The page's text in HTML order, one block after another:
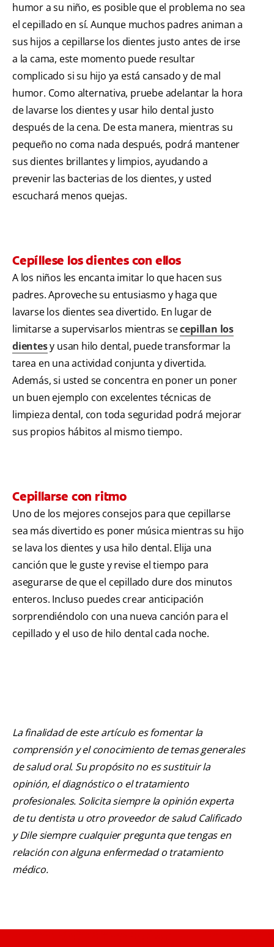
humor a su niño, es posible que el problema no sea
el cepillado en sí. Aunque muchos padres animan a
sus hijos a cepillarse los dientes justo antes de irse
a la cama, este momento puede resultar
complicado si su hijo ya está cansado y de mal
humor. Como alternativa, pruebe adelantar la hora
de lavarse los dientes y usar hilo dental justo
después de la cena. De esta manera, mientras su
pequeño no coma nada después, podrá mantener
sus dientes brillantes y limpios, ayudando a
prevenir las bacterias de los dientes, y usted
escuchará menos quejas.
Cepíllese los dientes con ellos
A los niños les encanta imitar lo que hacen sus
padres. Aproveche su entusiasmo y haga que
lavarse los dientes sea divertido. En lugar de
limitarse a supervisarlos mientras secepillan los
dientesy usan hilo dental, puede transformar la
tarea en una actividad conjunta y divertida.
Además, si usted se concentra en poner un poner
un buen ejemplo con excelentes técnicas de
limpieza dental, con toda seguridad podrá mejorar
sus propios hábitos al mismo tiempo.
Cepillarse con ritmo
Uno de los mejores consejos para que cepillarse
sea más divertido es poner música mientras su hijo
se lava los dientes y usa hilo dental. Elija una
canción que le guste y revise el tiempo para
asegurarse de que el cepillado dure dos minutos
enteros. Incluso puedes crear anticipación
sorprendiéndolo con una nueva canción para el
cepillado y el uso de hilo dental cada noche.
La finalidad de este artículo es fomentar la
comprensión y el conocimiento de temas generales
de salud oral. Su propósito no es sustituir la
opinión, el diagnóstico o el tratamiento
profesionales. Solicita siempre la opinión experta
de tu dentista u otro proveedor de salud Calificado
y Dile siempre cualquier pregunta que tengas en
relación con alguna enfermedad o tratamiento
médico.